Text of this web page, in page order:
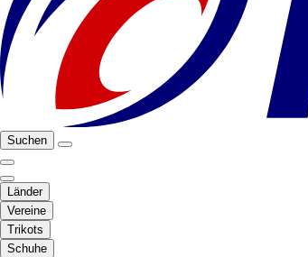
Suchen
Länder
Vereine
Trikots
Schuhe